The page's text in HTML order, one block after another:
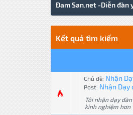
Đam San.net -Diễn đàn
Kết quả tìm kiếm
Chủ đề: Nhận
Post: Nhận Dạy
Tôi nhận dạy
kinh nghiệm hơn